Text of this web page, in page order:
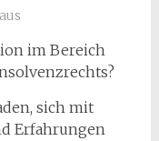
im Bereich
sich mit
Erfahrungen